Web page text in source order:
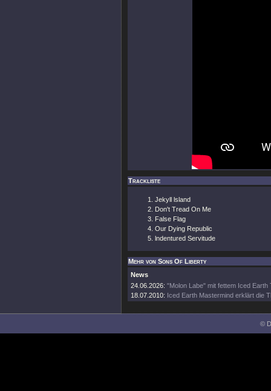
Trackliste
Jekyll lsland
Don't Tread On Me
False Flag
Our Dying Republic
lndentured Servitude
Mehr von Sons Of Liberty
News
24.06.2026: "Molon Labe" mit fettem Iced Earth
18.07.2010: Iced Earth Mastermind erklärt die
©